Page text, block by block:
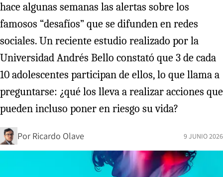
hace algunas semanas las alertas sobre los
famosos “desafíos” que se difunden en redes
sociales. Un reciente estudio realizado por la
Universidad Andrés Bello constató que 3 de cada
10 adolescentes participan de ellos, lo que llama a
preguntarse: ¿qué los lleva a realizar acciones que
pueden incluso poner en riesgo su vida?
Por Ricardo Olave 9 JUNIO 2026